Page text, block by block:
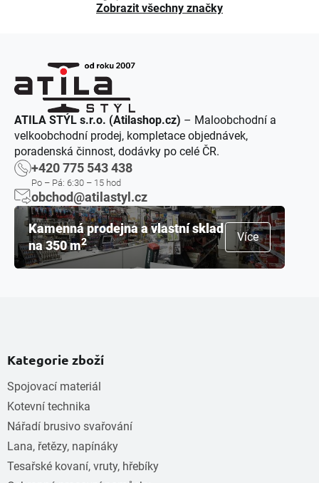
Zobrazit všechny značky
ATILA STÝL s.r.o. (Atilashop.cz) – Maloobchodní a
velkoobchodní prodej, kompletace objednávek,
poradenská činnost, dodávky po celé ČR.
+420 775 543 438
Po – Pá: 6:30 – 15 hod
obchod@atilastyl.cz
Kamenná prodejna a vlastní sklad
na 350 m2 Více
Kategorie zboží
Spojovací materiál
Kotevní technika
Nářadí brusivo svařování
Lana, řetězy, napínáky
Tesařské kovaní, vruty, hřebíky